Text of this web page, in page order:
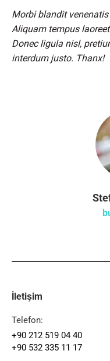
Morbi blandit
Aliquam tempus
Donec ligula nisl,
interdum justo. Thanx!
İletişim
Telefon:
+90 212 519 04 40
+90 532 335 11 17